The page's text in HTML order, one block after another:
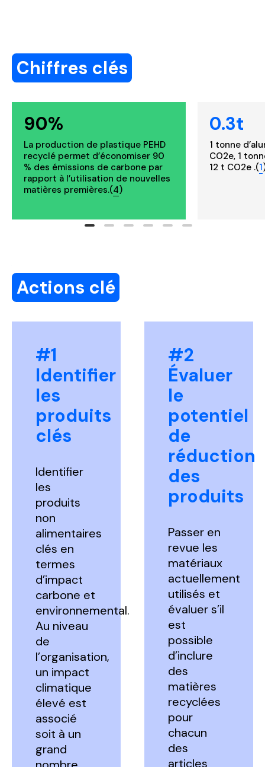
Chiffres clés
90%
La production de plastique PEHD
recyclé permet d’économiser 90
% des émissions de carbone par
rapport à l’utilisation de nouvelles
matières premières.(4)
0.3t
1 tonne
CO2e, 1
12 t CO2e .(1
Actions clé
#1
Identifier
les
produits
clés
Identifier
les
produits
non
alimentaires
clés en
termes
d’impact
carbone et
environnemental.
Au niveau
de
l’organisation,
un impact
climatique
élevé est
associé
soit à un
grand
#2
Évaluer
le
potentiel
de
réduction
des
produits
Passer en
revue les
matériaux
actuellement
utilisés et
évaluer s’il
est
possible
d’inclure
des
matières
recyclées
pour
chacun
des
articles